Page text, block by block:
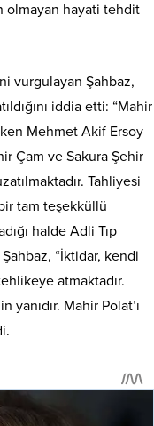
olmayan hayati tehdit
vurgulayan Şahbaz,
iddia etti: “Mahir
Mehmet Akif Ersoy
Çam ve Sakura Şehir
Tahliyesi
tam teşekküllü
halde Adli Tıp
“İktidar, kendi
atmaktadır.
Mahir Polat’ı